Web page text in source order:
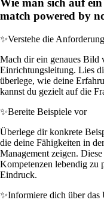
Wie man sich auf
match powered by
✨Verstehe die
Mach dir ein genaues Bild
Einrichtungsleitung. Lies
überlege, wie deine
kannst du gezielt auf die
✨Bereite Beispiele vor
Überlege dir konkrete
die deine Fähigkeiten in
Management zeigen.
Kompetenzen lebendig zu
Eindruck.
✨Informiere dich über das